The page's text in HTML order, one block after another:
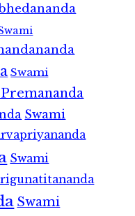
Swami
Swami
Swami
Swami